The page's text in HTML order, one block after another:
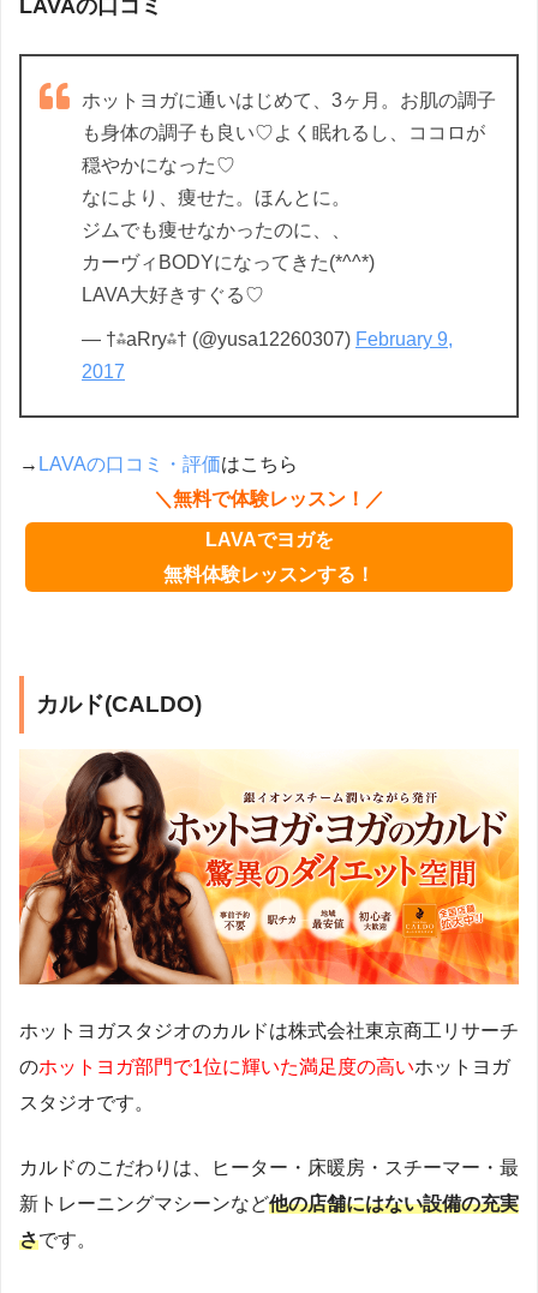
LAVAの口コミ
ホットヨガに通いはじめて、3ヶ月。お肌の調子
も身体の調子も良い♡よく眠れるし、ココロが
穏やかになった♡
なにより、痩せた。ほんとに。
ジムでも痩せなかったのに、、
カーヴィBODYになってきた(*^^*)
LAVA大好きすぐる♡
— †⁂aRry⁂† (@yusa12260307) February 9,
2017
→ LAVAの口コミ・評価はこちら
＼無料で体験レッスン！／
LAVAでヨガを
無料体験レッスンする！
カルド(CALDO)
ホットヨガスタジオのカルドは株式会社東京商工リサーチ
のホットヨガ部門で1位に輝いた満足度の高いホットヨガ
スタジオです。
カルドのこだわりは、ヒーター・床暖房・スチーマー・最
新トレーニングマシーンなど他の店舗にはない設備の充実
さです。